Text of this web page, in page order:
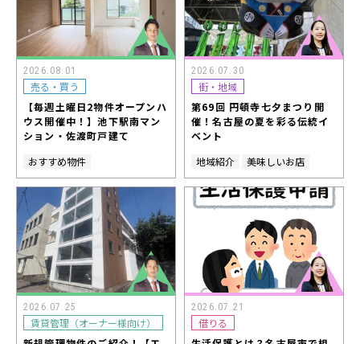
2026.08.01
売る・買う
【毎週土曜日2物件オープンハ
ウス開催中！】池下駅南マン
ション・佐渡町戸建て
おすすめ物件
2026.07.30
街・地域
第69回 円頓寺七夕まつり開
催！名古屋の夏を彩る伝統イ
ベント
地域紹介
美味しいお店
2026.07.25
賃貸管理（オーナー様向け）
2026.07.21
借りる